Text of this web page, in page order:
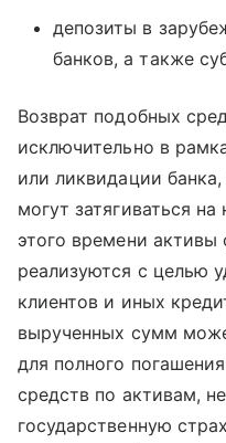
депозиты в
банков, а также
Возврат подобных
исключительно в
или ликвидации
могут затягиваться
этого времени активы
реализуются с целью
клиентов и иных
вырученных сумм
для полного
средств по активам,
государственную